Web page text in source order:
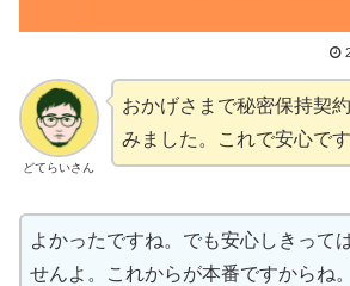
どてらいさん
おかげさまで秘密保持契
みました。これで安心です
よかったですね。でも安心しきって
せんよ。これからが本番ですからね。